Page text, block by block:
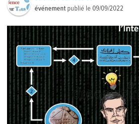
événement publié le09/09/2022